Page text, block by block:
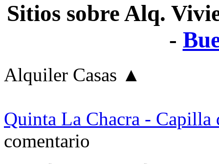
Sitios sobre Alq.
-
Alquiler Casas ▲
Quinta La Chacra - Capilla
comentario